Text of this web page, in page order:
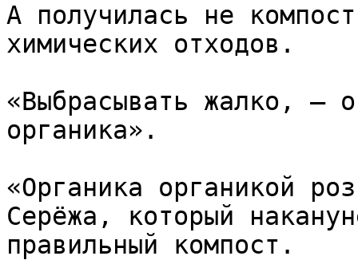
А получилась не
химических отходов.
«Выбрасывать жалко, —
органика».
«Органика органикой
Серёжа, который
правильный компост.